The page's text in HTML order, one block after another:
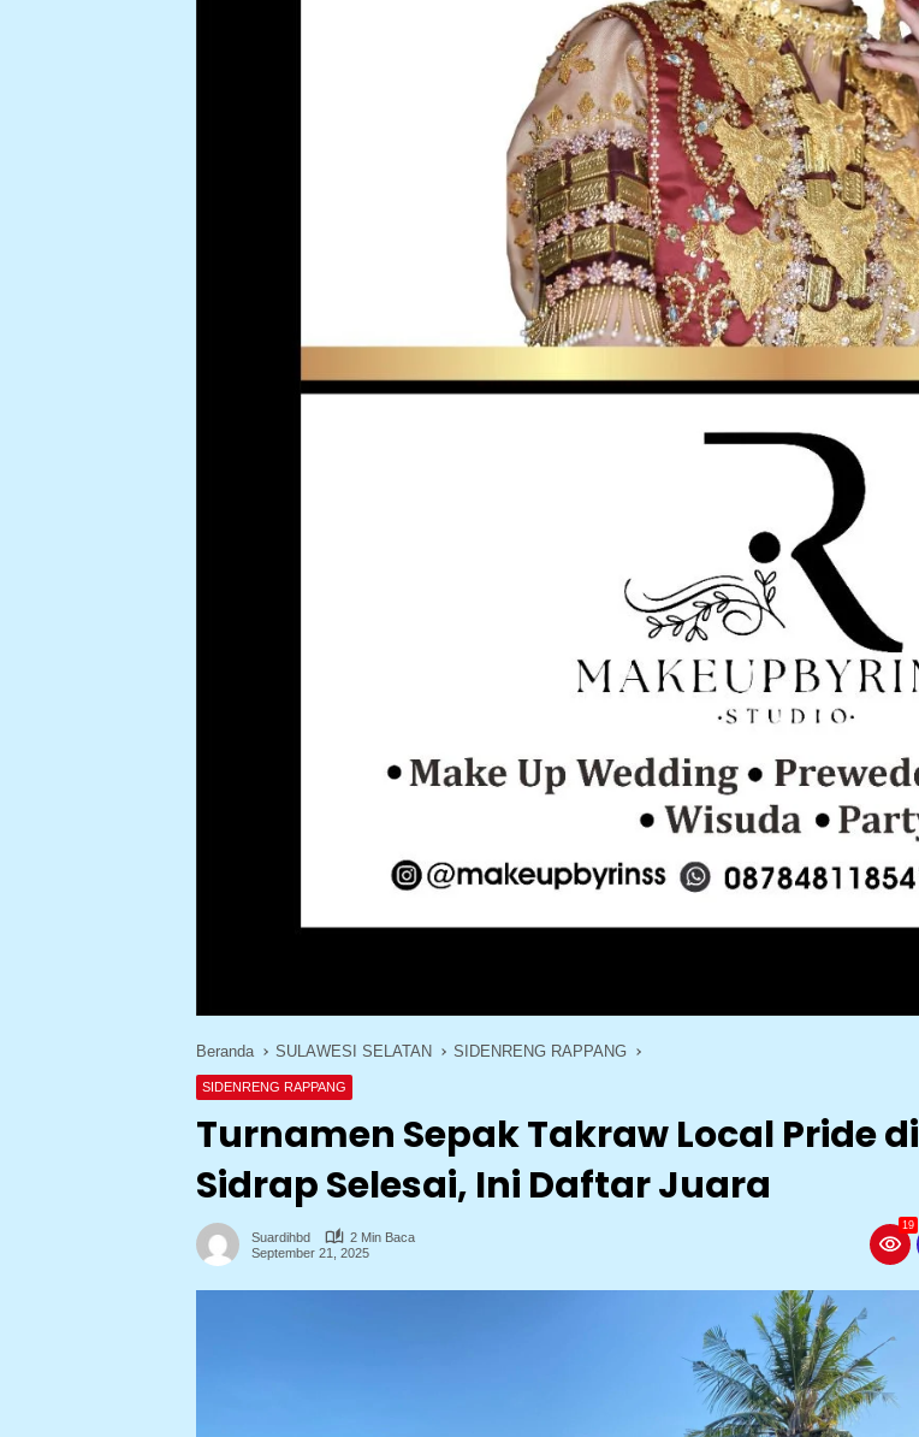
Beranda SULAWESI SELATAN SIDENRENG RAPPANG
SIDENRENG RAPPANG
Turnamen Sepak Takraw Local Pride di
Sidrap Selesai, Ini Daftar Juara
Suardihbd
2 Min Baca
September 21, 2025
19